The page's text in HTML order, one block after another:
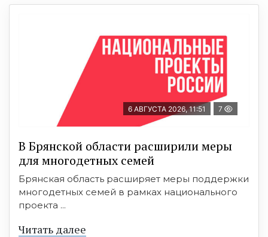
6 АВГУСТА 2026, 11:51 7
В Брянской области расширили меры
для многодетных семей
Брянская область расширяет меры поддержки
многодетных семей в рамках национального
проекта ...
Читать далее